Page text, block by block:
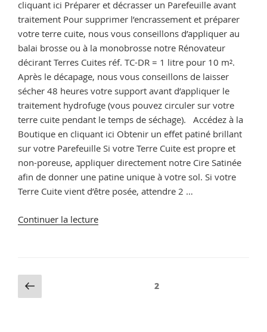
cliquant ici Préparer et décrasser un Parefeuille avant
traitement Pour supprimer l’encrassement et préparer
votre terre cuite, nous vous conseillons d’appliquer au
balai brosse ou à la monobrosse notre Rénovateur
décirant Terres Cuites réf. TC-DR = 1 litre pour 10 m².
Après le décapage, nous vous conseillons de laisser
sécher 48 heures votre support avant d’appliquer le
traitement hydrofuge (vous pouvez circuler sur votre
terre cuite pendant le temps de séchage). Accédez à la
Boutique en cliquant ici Obtenir un effet patiné brillant
sur votre Parefeuille Si votre Terre Cuite est propre et
non-poreuse, appliquer directement notre Cire Satinée
afin de donner une patine unique à votre sol. Si votre
Terre Cuite vient d’être posée, attendre 2 …
Continuer la lecturede
Pagination
des
Page
précédente
Page2